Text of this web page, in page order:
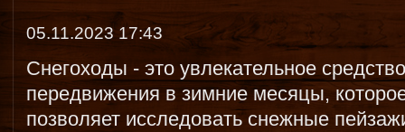
05.11.2023 17:43
Снегоходы - это увлекательное средство
передвижения в зимние месяцы,
позволяет исследовать снежные